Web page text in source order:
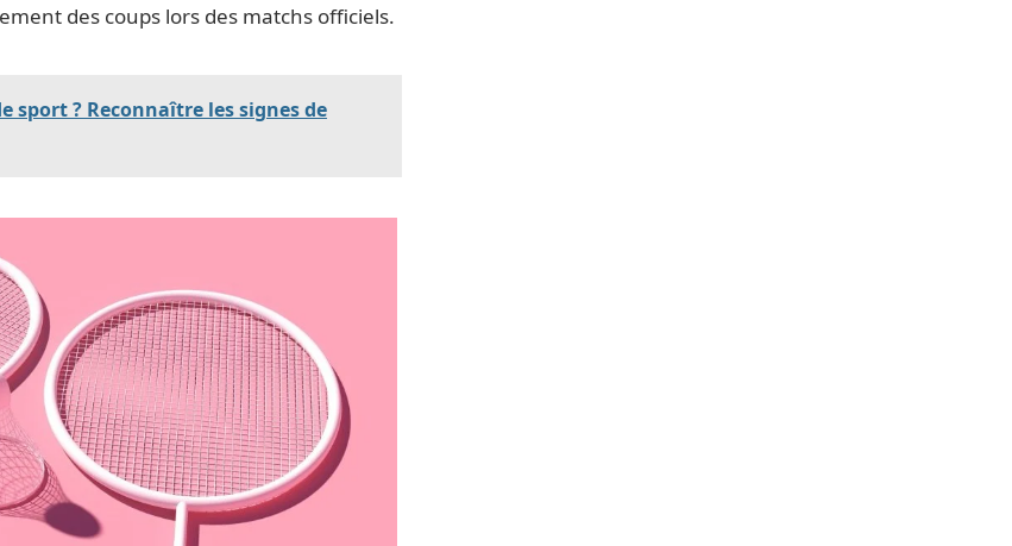
des coups lors des matchs officiels.
sport ? Reconnaître les signes de